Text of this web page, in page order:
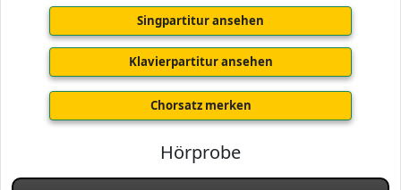
Singpartitur ansehen
Klavierpartitur ansehen
Chorsatz merken
Hörprobe